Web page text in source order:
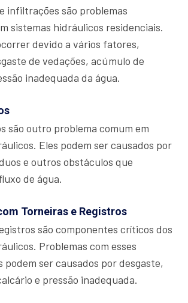
infiltrações são problemas
sistemas hidráulicos residenciais.
devido a vários fatores,
de vedações, acúmulo de
inadequada da água.
são outro problema comum em
Eles podem ser causados por
e outros obstáculos que
de água.
Torneiras e Registros
são componentes críticos dos
Problemas com esses
podem ser causados por desgaste,
e pressão inadequada.